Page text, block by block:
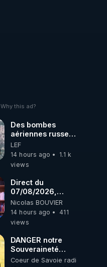
Why this ad?
Des bombes
aériennes russes
anéantissent les
centres de
contrôle de
brigades
ukrainienne
LEF
14 hours ago
1.1 k
views
Direct du
07/08/2026,
présenté par
Nicolas BOUVIER
Nicolas BOUVIER
14 hours ago
411
views
DANGER notre
Souveraineté
Alimentaire est
Coeur de Savoie radioweb TV